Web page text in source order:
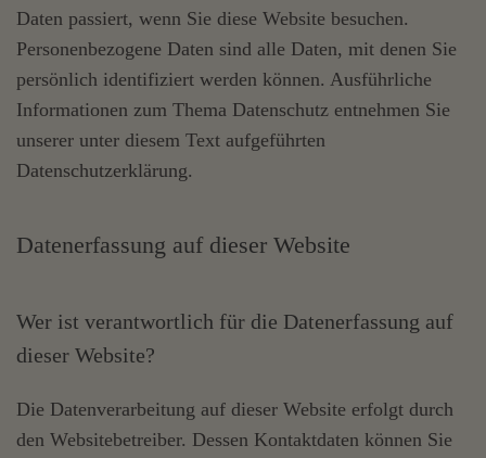
Daten passiert, wenn Sie diese Website besuchen.
Personenbezogene Daten sind alle Daten, mit denen Sie
persönlich identifiziert werden können. Ausführliche
Informationen zum Thema Datenschutz entnehmen Sie
unserer unter diesem Text aufgeführten
Datenschutzerklärung.
Datenerfassung auf dieser Website
Wer ist verantwortlich für die Datenerfassung auf
dieser Website?
Die Datenverarbeitung auf dieser Website erfolgt durch
den Websitebetreiber. Dessen Kontaktdaten können Sie